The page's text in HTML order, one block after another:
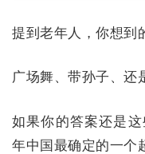
提到老年人，你想到
广场舞、带孙子、还
如果你的答案还是
年中国最确定的一个